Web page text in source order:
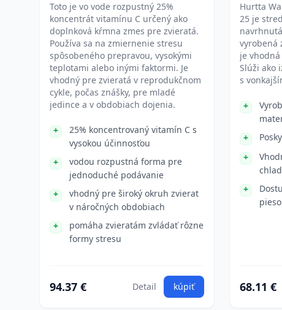
Toto je vo vode rozpustný 25%
koncentrát vitamínu C určený ako
doplnková kŕmna zmes pre zvieratá.
Používa sa na zmiernenie stresu
spôsobeného prepravou, vysokými
teplotami alebo inými faktormi. Je
vhodný pre zvieratá v reprodukčnom
cykle, počas znášky, pre mladé
jedince a v obdobiach dojenia.
25% koncentrovaný vitamín C s
vysokou účinnosťou
vodou rozpustná forma pre
jednoduché podávanie
vhodný pre široký okruh zvierat
v náročných obdobiach
pomáha zvieratám zvládať rôzne
formy stresu
94.37 € Detail kúpiť
Hurtta
25 je
vyrobená
je
Slúži ako
s
68.11 €